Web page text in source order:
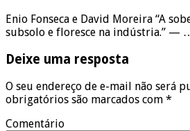
Enio Fonseca e David Moreira “A
subsolo e floresce na indústria.” —
Deixe uma resposta
O seu endereço de e-mail não será
obrigatórios são marcados com *
Comentário